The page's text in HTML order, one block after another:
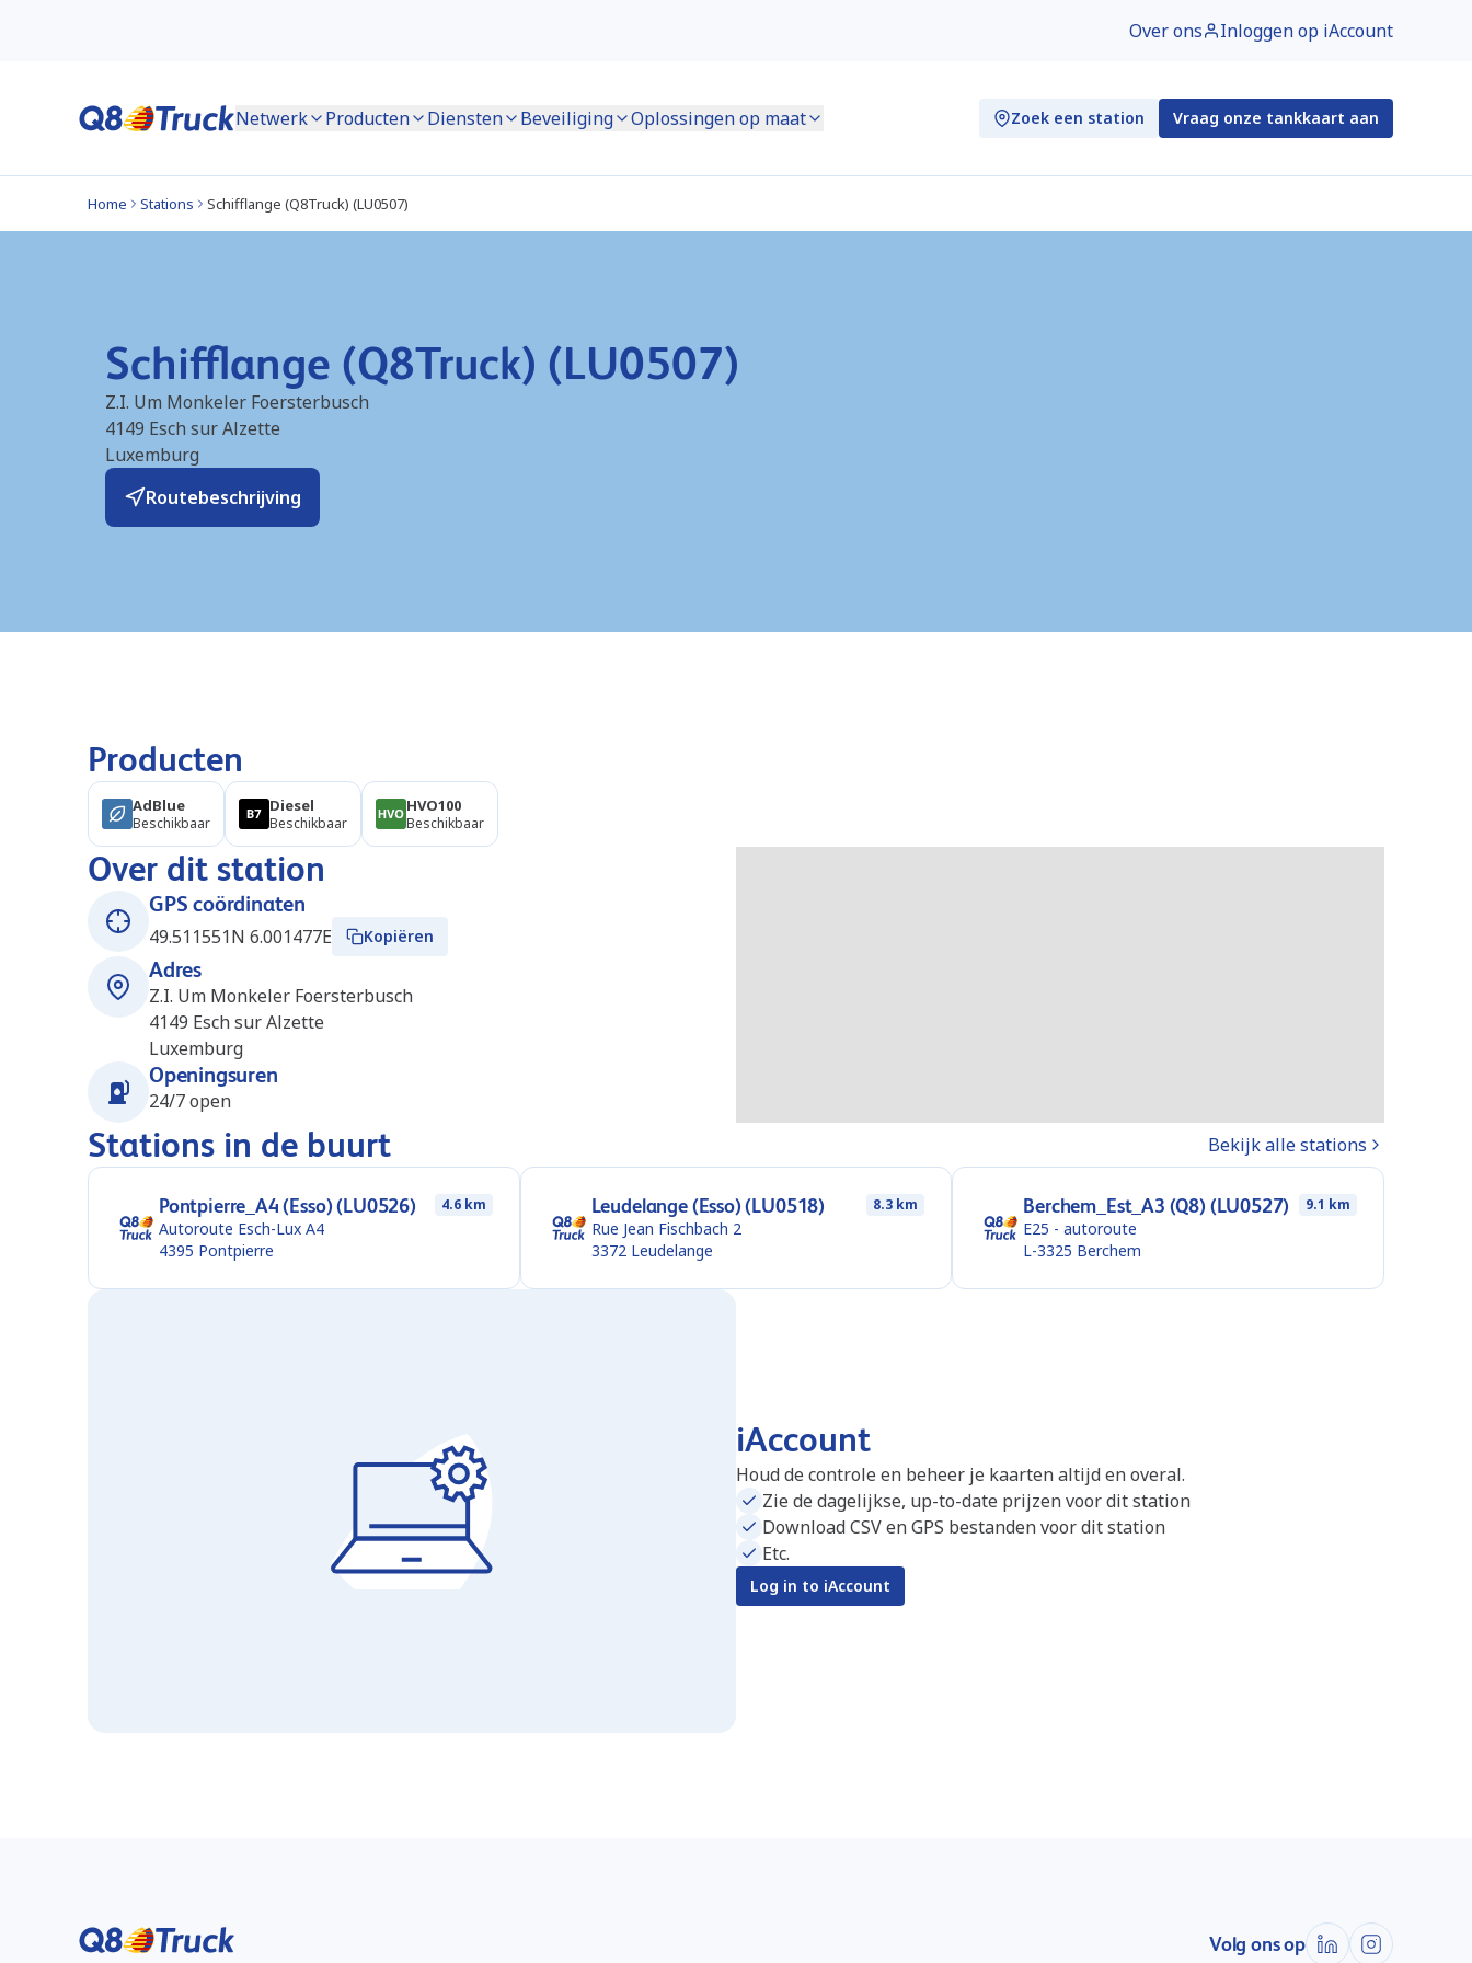
Over ons Inloggen op iAccount
Netwerk Producten Diensten Beveiliging Oplossingen op maat Zoek een station Vraag onze tankkaart aan
Home Stations Schifflange (Q8Truck) (LU0507)
Schifflange (Q8Truck) (LU0507)
Z.I. Um Monkeler Foersterbusch
4149 Esch sur Alzette
Luxemburg
Routebeschrijving
Producten
AdBlue
Beschikbaar
Diesel
Beschikbaar
HVO100
Beschikbaar
Over dit station
GPS coördinaten
49.511551N 6.001477E
Kopiëren
Adres
Z.I. Um Monkeler Foersterbusch
4149 Esch sur Alzette
Luxemburg
Openingsuren
24/7 open
Stations in de buurt Bekijk alle stations
Pontpierre_A4 (Esso) (LU0526) 4.6 km
Autoroute Esch-Lux A4
4395 Pontpierre
Leudelange (Esso) (LU0518) 8.3 km
Rue Jean Fischbach 2
3372 Leudelange
Berchem_Est_A3 (Q8) (LU0527) 9.1 km
E25 - autoroute
L-3325 Berchem
iAccount
Houd de controle en beheer je kaarten altijd en overal.
Zie de dagelijkse, up-to-date prijzen voor dit station
Download CSV en GPS bestanden voor dit station
Etc.
Log in to iAccount
Volg ons op